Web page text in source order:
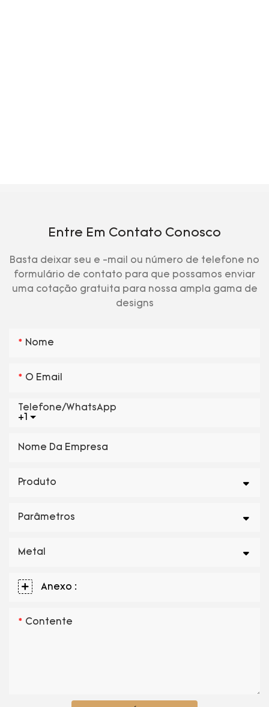
Entre Em Contato Conosco
Basta deixar seu e -mail ou número de telefone no
formulário de contato para que possamos enviar
uma cotação gratuita para nossa ampla gama de
designs
Nome
O Email
+1
Telefone/WhatsApp
Nome Da Empresa
Produto
Parâmetros
Metal
Anexo :
Contente